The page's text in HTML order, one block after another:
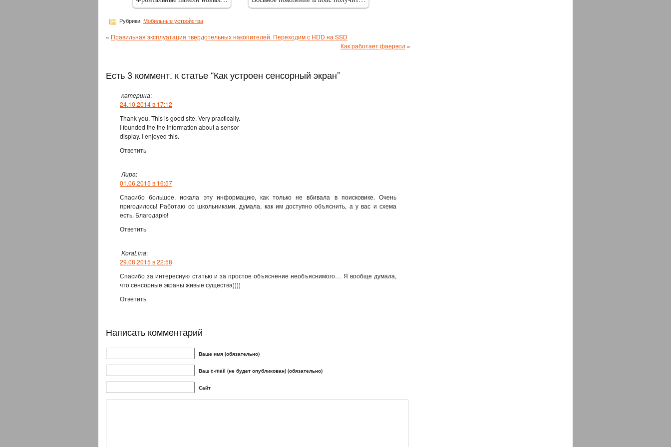
Рубрики: Мобильные устройства
« Правильная эксплуатация твердотельных накопителей. Переходим с HDD на SSD
Как работает фаервол »
Есть 3 коммент. к статье “Как устроен сенсорный экран”
катерина:
24.10.2014 в 17:12
Thank you. This is good site. Very practically.
I founded the the information about a sensor
display. I enjoyed this.
Ответить
Лира:
01.06.2015 в 16:57
Спасибо большое, искала эту информацию, как только не вбивала в поисковике. Очень
пригодилось! Работаю со школьниками, думала, как им доступно объяснить, а у вас и схема
есть. Благодарю!
Ответить
KoraLina:
29.08.2015 в 22:58
Спасибо за интересную статью и за простое объяснение необъяснимого… Я вообще думала,
что сенсорные экраны живые существа))))
Ответить
Написать комментарий
Ваше имя (обязательно)
Ваш e-mail (не будет опубликован) (обязательно)
Сайт